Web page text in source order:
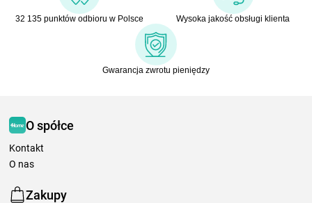
32 135 punktów odbioru w Polsce Wysoka jakość obsługi klienta
Gwarancja zwrotu pieniędzy
O spółce
Kontakt
O nas
Zakupy